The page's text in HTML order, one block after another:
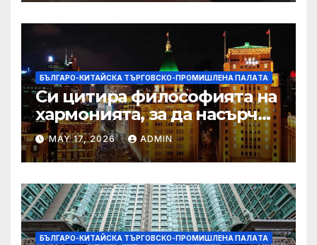
БЪЛГАРО-КИТАЙСКА ТЪРГОВСКО-ПРОМИШЛЕНА ПАЛAТА
Си цитира философията на
хармонията, за да насърчи
съжителството между
Китай и САЩ
MAY 17, 2026 ADMIN
БЪЛГАРО-КИТАЙСКА ТЪРГОВСКО-ПРОМИШЛЕНА ПАЛAТА